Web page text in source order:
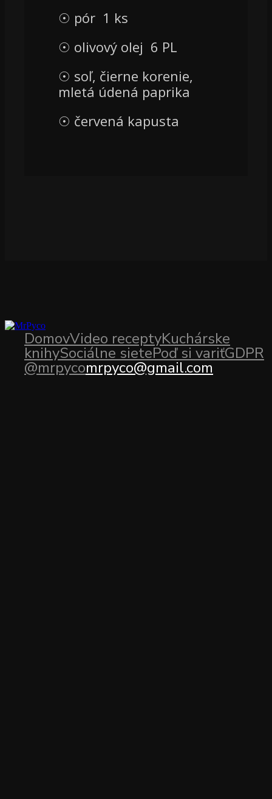
☉ pór 1 ks
☉ olivový olej 6 PL
☉ soľ, čierne korenie,
mletá údená paprika
☉ červená kapusta
DomovVideo receptyKuchárske
knihySociálne sietePoď si variťGDPR
@mrpycomrpyco@gmail.com